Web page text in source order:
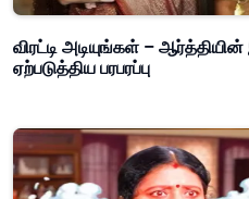
விரட்டி அடியுங்கள் –
ஏற்படுத்திய பரபரப்பு